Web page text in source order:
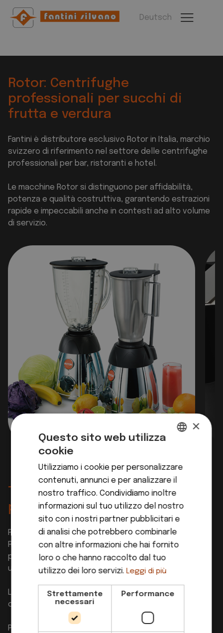
Deutsch
Rotor: Centrifughe
professionali per succhi di
frutta e verdura
Fantini è distributore esclusivo Rotor in Italia, marchio
svizzero di riferimento nel settore delle centrifughe
professionali per bar, ristoranti e hotel.
Le macchine Rotor si distinguono per affidabilità,
potenza e qualità costruttiva, garantendo estrazioni
rapide e impeccabili anche in contesti ad alto volume
di servizio.
Tecnologia Svizzera e
prestazione costante
Progettate e realizzate in Svizzera, le centrifughe
Rotor combinano motori ad alte prestazioni e
precisione meccanica, offrendo risultati costanti e
una manutenzione minima.
L’estrazione è veloce e pulita, preservando gusto,
colore e nutrienti di ogni ingrediente.
Perfette per chi desidera un servizio efficiente e
GERMAN
×
Questo sito web utilizza
cookie
Utilizziamo i cookie per personalizzare
contenuti, annunci e per analizzare il
nostro traffico. Condividiamo inoltre
informazioni sul tuo utilizzo del nostro
sito con i nostri partner pubblicitari e
di analisi che potrebbero combinarle
con altre informazioni che hai fornito
loro o che hanno raccolto dal tuo
utilizzo dei loro servizi. Leggi di più
Strettamente
necessari
Performance